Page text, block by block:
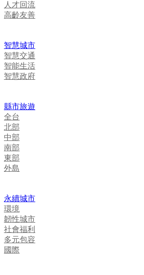
人才回流
高齡友善
智慧城市
智慧交通
智能生活
智慧政府
縣市旅遊
全台
北部
中部
南部
東部
外島
永續城市
環境
韌性城市
社會福利
多元包容
國際